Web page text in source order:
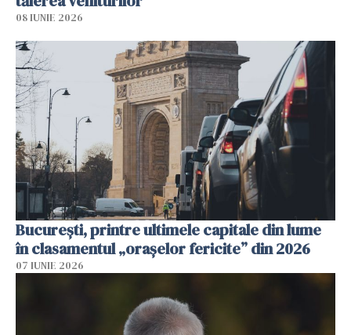
08 IUNIE 2026
București, printre ultimele capitale din lume
în clasamentul „orașelor fericite” din 2026
07 IUNIE 2026